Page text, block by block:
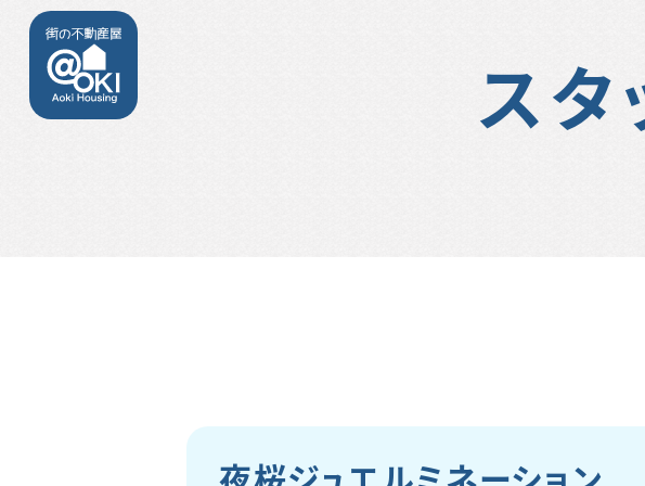
スタ